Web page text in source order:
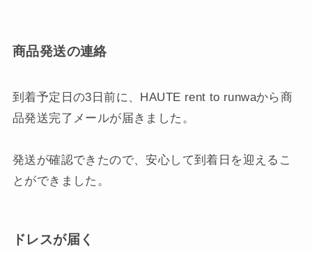
商品発送の連絡
到着予定日の3日前に、HAUTE rent to runwaから商
品発送完了メールが届きました。
発送が確認できたので、安心して到着日を迎えるこ
とができました。
ドレスが届く